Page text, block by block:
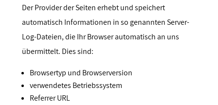
Der Provider der Seiten erhebt und speichert
automatisch Informationen in so genannten Server-
Log-Dateien, die Ihr Browser automatisch an uns
übermittelt. Dies sind:
Browsertyp und Browserversion
verwendetes Betriebssystem
Referrer URL